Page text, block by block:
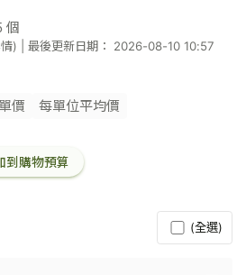
個
) |最後更新日期： 2026-08-10 10:57
價 每單位平均價
到購物預算
(全選)